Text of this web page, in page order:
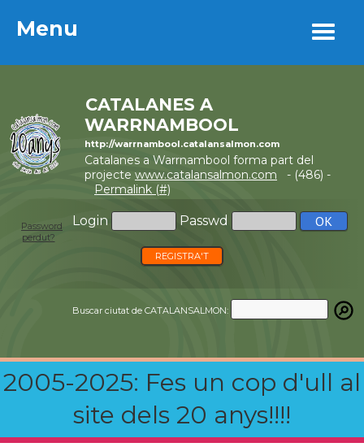
Menu
CATALANES A
WARRNAMBOOL
http://warrnambool.catalansalmon.com
Catalanes a Warrnambool forma part del
projecte www.catalansalmon.com - (486) -
Permalink (#)
Login Passwd
Password
perdut?
REGISTRA'T
Buscar ciutat de CATALANSALMON:
2005-2025: Fes un cop d'ull al
site dels 20 anys!!!!
Menu